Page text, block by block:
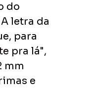
do
letra da
para
pra lá",
mm
e